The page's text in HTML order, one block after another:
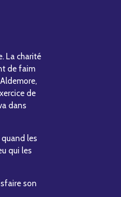
La charité
de faim
de
dans
les
qui les
son